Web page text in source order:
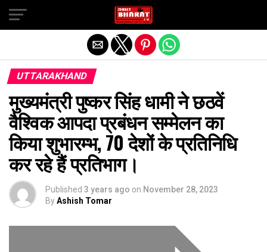
UTTARAKHAND
मुख्यमंत्री पुष्कर सिंह धामी ने छठवें
वैश्विक आपदा प्रबंधन सम्मेलन का
किया शुभारम्भ, 70 देशों के प्रतिनिधि
कर रहे हैं प्रतिभाग।
Published 3 years ago on November 28, 2023
ByAshish Tomar
Exit mobile version